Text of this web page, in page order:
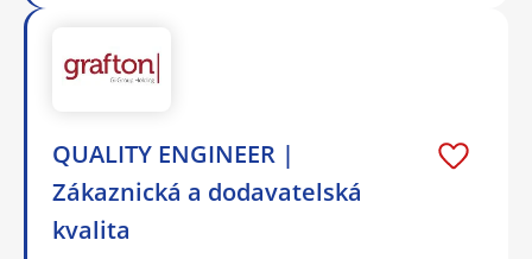
QUALITY ENGINEER |
Zákaznická a dodavatelská
kvalita